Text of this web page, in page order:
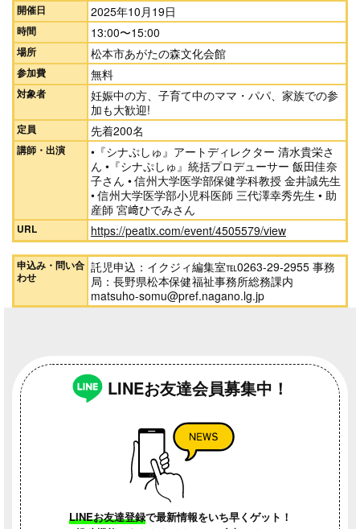
開催日 2025年10月19日
時間 13:00〜15:00
場所 松本市あがたの森文化会館
参加費 無料
対象者
妊娠中の方、子育て中のママ・パパ、家族での参
加も大歓迎!
定員 先着200名
講師・出演
•『シナぷしゅ』アートディレクター 清水貴栄さ
ん •『シナぷしゅ』統括プロデューサー 飯田佳奈
子さん • 信州大学医学部保健学科教授 金井誠先生
• 信州大学医学部小児科医師 三代澤幸秀先生 • 助
産師 宮﨑ひでみさん
URL https://peatix.com/event/4505579/view
申込み・問い合
わせ
託児申込：イクジィ編集室℡0263-29-2955 事務
局：長野県松本保健福祉事務所総務課内
matsuho-somu@pref.nagano.lg.jp
LINEお友達会員募集中！
LINEお友達登録で最新情報をいち早くゲット！